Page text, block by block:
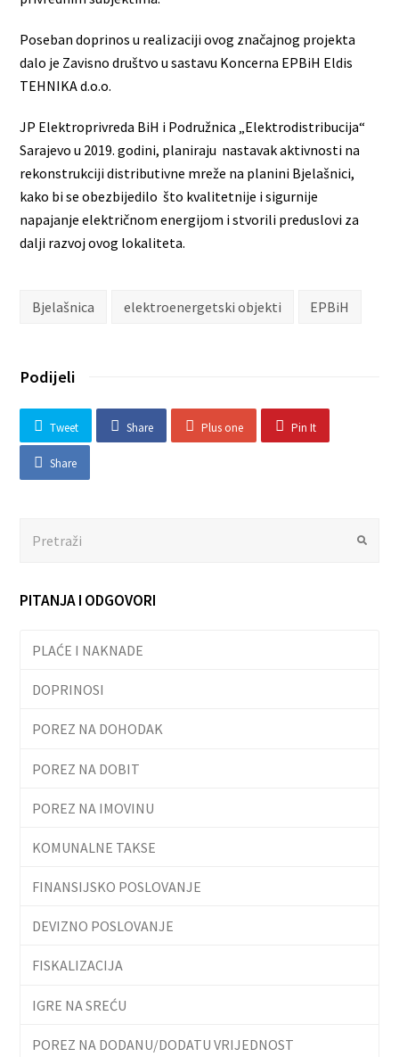
Poseban doprinos u realizaciji ovog značajnog projekta
dalo je Zavisno društvo u sastavu Koncerna EPBiH Eldis
TEHNIKA d.o.o.
JP Elektroprivreda BiH i Podružnica „Elektrodistribucija“
Sarajevo u 2019. godini, planiraju nastavak aktivnosti na
rekonstrukciji distributivne mreže na planini Bjelašnici,
kako bi se obezbijedilo što kvalitetnije i sigurnije
napajanje električnom energijom i stvorili preduslovi za
dalji razvoj ovog lokaliteta.
Bjelašnica elektroenergetski objekti EPBiH
Podijeli
Tweet Share Plus one Pin It
Share
PITANJA I ODGOVORI
PLAĆE I NAKNADE
DOPRINOSI
POREZ NA DOHODAK
POREZ NA DOBIT
POREZ NA IMOVINU
KOMUNALNE TAKSE
FINANSIJSKO POSLOVANJE
DEVIZNO POSLOVANJE
FISKALIZACIJA
IGRE NA SREĆU
POREZ NA DODANU/DODATU VRIJEDNOST